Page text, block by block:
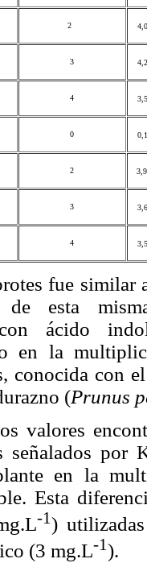
2
3
4
0
2
3
4
fue
de esta
ácido
en la
conocida con el
(Prunus
valores
señalados por
en la
Esta
-1)
(3 mg.L-1).